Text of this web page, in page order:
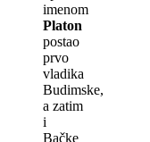
imenom
Platon
postao
prvo
vladika
Budimske,
a zatim
i
Bačke